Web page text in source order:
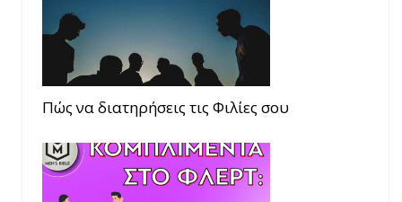
Πώς να διατηρήσεις τις Φιλίες σου